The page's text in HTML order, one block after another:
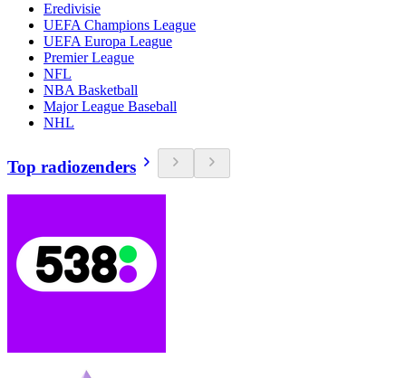
Eredivisie
UEFA Champions League
UEFA Europa League
Premier League
NFL
NBA Basketball
Major League Baseball
NHL
Top radiozenders